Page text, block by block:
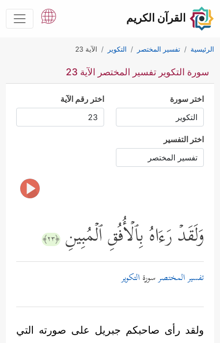
القرآن الكريم
الرئيسية تفسير المختصر التكوير الآية 23
سورة التكوير تفسير المختصر الآية 23
اختر سورة اختر رقم الآية
اختر التفسير
وَلَقَدۡ رَءَاهُ بِٱلۡأُفُقِ ٱلۡمُبِینِ ﴿٢٣﴾
تفسير المختصرسورة التكوير
ولقد رأى صاحبكم جبريل على صورته التي